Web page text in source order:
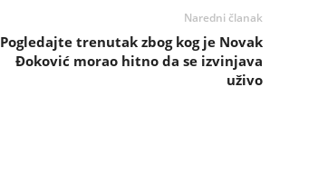
Naredni članak
Pogledajte trenutak zbog kog je Novak
Đoković morao hitno da se izvinjava
uživo